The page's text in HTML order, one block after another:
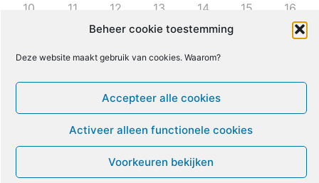
Beheer cookie toestemming
Deze website maakt gebruik van cookies. Waarom?
Accepteer alle cookies
Activeer alleen functionele cookies
Voorkeuren bekijken
10 11 12 13 14 15 16
19 20
26 27 28
1 2 3 4 5